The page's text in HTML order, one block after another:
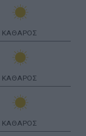
ΚΑΘΑΡΟΣ
ΚΑΘΑΡΟΣ
ΚΑΘΑΡΟΣ